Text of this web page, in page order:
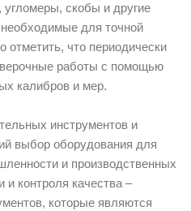
угломеры, скобы и другие
для точной
отметить, что периодически
работы с помощью
калибров и мер.
инструментов и
выбор оборудования для
и производственных
контроля качества –
которые являются